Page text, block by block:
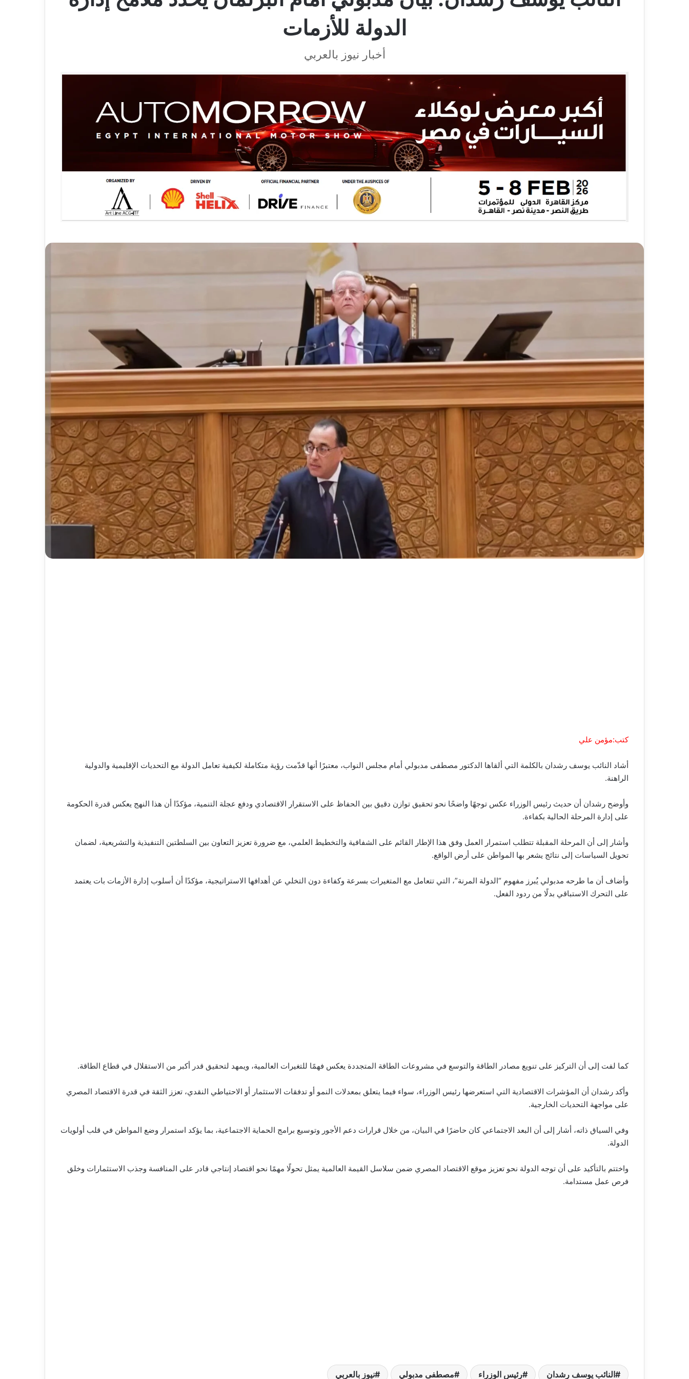
الدولة للأزمات
أخبار نيوز بالعربي
كتب:مؤمن علي
أشاد النائب يوسف رشدان بالكلمة التي ألقاها الدكتور مصطفى مدبولي أمام مجلس النواب، معتبرًا أنها قدّمت رؤية متكاملة لكيفية تعامل الدولة مع التحديات الإقليمية والدولية
الراهنة.
وأوضح رشدان أن حديث رئيس الوزراء عكس توجهًا واضحًا نحو تحقيق توازن دقيق بين الحفاظ على الاستقرار الاقتصادي ودفع عجلة التنمية، مؤكدًا أن هذا النهج يعكس قدرة الحكومة
على إدارة المرحلة الحالية بكفاءة.
وأشار إلى أن المرحلة المقبلة تتطلب استمرار العمل وفق هذا الإطار القائم على الشفافية والتخطيط العلمي، مع ضرورة تعزيز التعاون بين السلطتين التنفيذية والتشريعية، لضمان
تحويل السياسات إلى نتائج يشعر بها المواطن على أرض الواقع.
وأضاف أن ما طرحه مدبولي يُبرز مفهوم “الدولة المرنة”، التي تتعامل مع المتغيرات بسرعة وكفاءة دون التخلي عن أهدافها الاستراتيجية، مؤكدًا أن أسلوب إدارة الأزمات بات يعتمد
على التحرك الاستباقي بدلًا من ردود الفعل.
كما لفت إلى أن التركيز على تنويع مصادر الطاقة والتوسع في مشروعات الطاقة المتجددة يعكس فهمًا للتغيرات العالمية، ويمهد لتحقيق قدر أكبر من الاستقلال في قطاع الطاقة.
وأكد رشدان أن المؤشرات الاقتصادية التي استعرضها رئيس الوزراء، سواء فيما يتعلق بمعدلات النمو أو تدفقات الاستثمار أو الاحتياطي النقدي، تعزز الثقة في قدرة الاقتصاد المصري
على مواجهة التحديات الخارجية.
وفي السياق ذاته، أشار إلى أن البعد الاجتماعي كان حاضرًا في البيان، من خلال قرارات دعم الأجور وتوسيع برامج الحماية الاجتماعية، بما يؤكد استمرار وضع المواطن في قلب أولويات
الدولة.
واختتم بالتأكيد على أن توجه الدولة نحو تعزيز موقع الاقتصاد المصري ضمن سلاسل القيمة العالمية يمثل تحولًا مهمًا نحو اقتصاد إنتاجي قادر على المنافسة وجذب الاستثمارات وخلق
فرص عمل مستدامة.
النائب يوسف رشدان رئيس الوزراء مصطفى مدبولي نيوز بالعربي